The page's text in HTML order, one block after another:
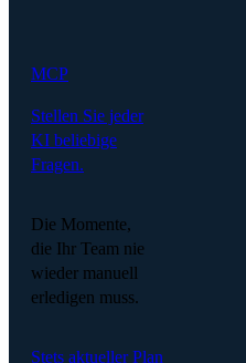
MCP
Stellen Sie jeder
KI beliebige
Fragen.
Die Momente,
die Ihr Team nie
wieder manuell
erledigen muss.
Stets aktueller Plan